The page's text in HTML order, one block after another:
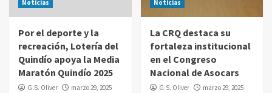
Noticias
Por el deporte y la
recreación, Lotería del
Quindío apoya la Media
Maratón Quindío 2025
G.S. Oliver marzo 29, 2025
Noticias
La CRQ destaca su
fortaleza institucional
en el Congreso
Nacional de Asocars
G.S. Oliver marzo 29, 2025